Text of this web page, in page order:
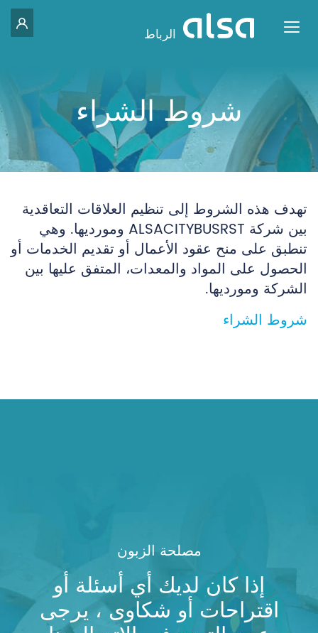
Toggle navigation الرباط
شروط الشراء
تهدف هذه الشروط إلى تنظيم العلاقات التعاقدية
بين شركة ALSACITYBUSRST ومورديها. وهي
تنطبق على منح عقود الأعمال أو تقديم الخدمات أو
الحصول على المواد والمعدات، المتفق عليها بين
الشركة ومورديها.
شروط الشراء
مصلحة الزبون
إذا كان لديك أي أسئلة أو
اقتراحات أو شكاوى ، يرجى